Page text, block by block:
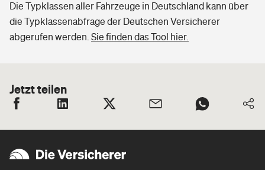
Die Typklassen aller Fahrzeuge in Deutschland kann über
die Typklassenabfrage der Deutschen Versicherer
abgerufen werden. Sie finden das Tool hier.
Jetzt teilen